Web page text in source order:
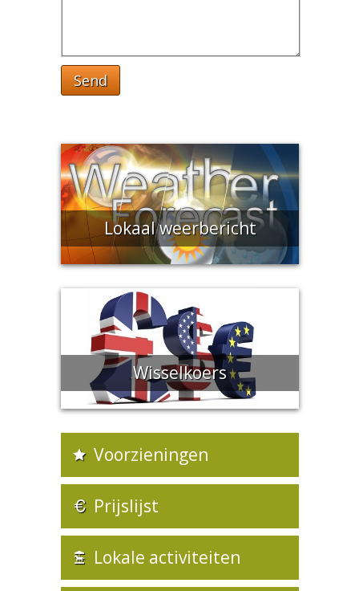
Send
Lokaal weerbericht
Wisselkoers
Voorzieningen
Prijslijst
Lokale activiteiten